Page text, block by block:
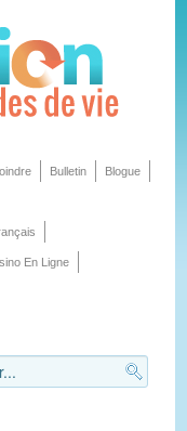
Bulletin Blogue
En Ligne